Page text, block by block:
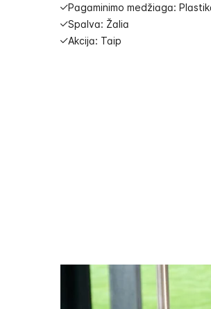
Pagaminimo medžiaga:
Spalva: Žalia
Akcija: Taip